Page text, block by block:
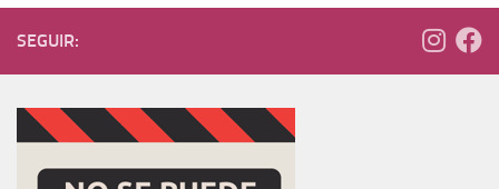
SEGUIR: